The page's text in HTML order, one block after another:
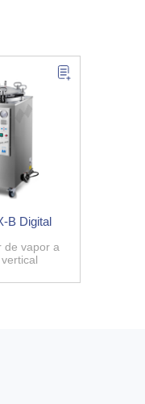
B Digital
de vapor a